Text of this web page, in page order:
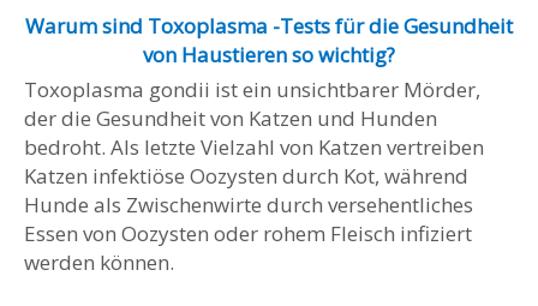
Warum sind Toxoplasma -Tests für die Gesundheit
von Haustieren so wichtig?
Toxoplasma gondii ist ein unsichtbarer Mörder,
der die Gesundheit von Katzen und Hunden
bedroht. Als letzte Vielzahl von Katzen vertreiben
Katzen infektiöse Oozysten durch Kot, während
Hunde als Zwischenwirte durch versehentliches
Essen von Oozysten oder rohem Fleisch infiziert
werden können.